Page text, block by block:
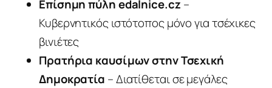
Επίσημη πύλη edalnice.cz –
Κυβερνητικός ιστότοπος μόνο για τσέχικες
βινιέτες
Πρατήρια καυσίμων στην Τσεχική
Δημοκρατία – Διατίθεται σε μεγάλες